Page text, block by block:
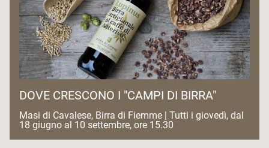
DOVE CRESCONO I "CAMPI DI BIRRA"
Masi di Cavalese, Birra di Fiemme | Tutti i giovedì, dal
18 giugno al 10 settembre, ore 15.30